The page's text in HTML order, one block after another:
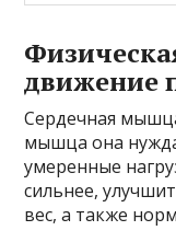
движение
Сердечная
мышца она
умеренные
сильнее,
вес, а также